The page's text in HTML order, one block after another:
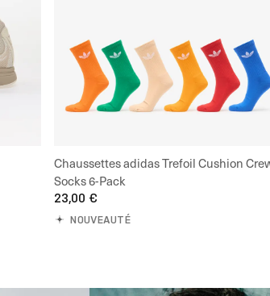
Chaussettes adidas Trefoil Cushion
Socks 6-Pack
23,00 €
NOUVEAUTÉ